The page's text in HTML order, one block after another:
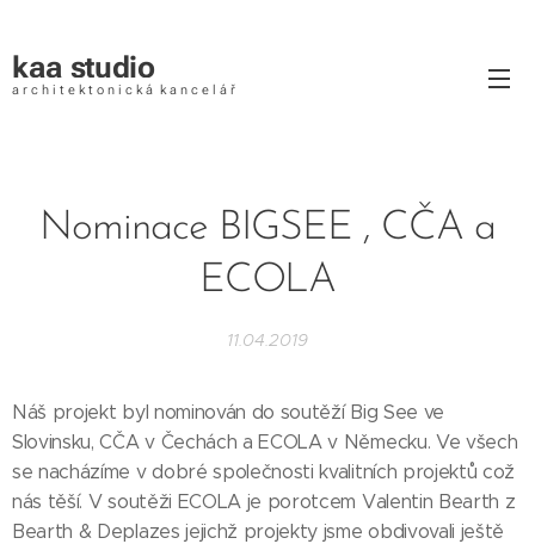
kaa studio
a r c h i t e k t o n i c k á k a n c e l á ř
Nominace BIGSEE , CČA a
ECOLA
11.04.2019
Náš projekt byl nominován do soutěží Big See ve
Slovinsku, CČA v Čechách a ECOLA v Německu. Ve všech
se nacházíme v dobré společnosti kvalitních projektů což
nás těší. V soutěži ECOLA je porotcem Valentin Bearth z
Bearth & Deplazes jejichž projekty jsme obdivovali ještě